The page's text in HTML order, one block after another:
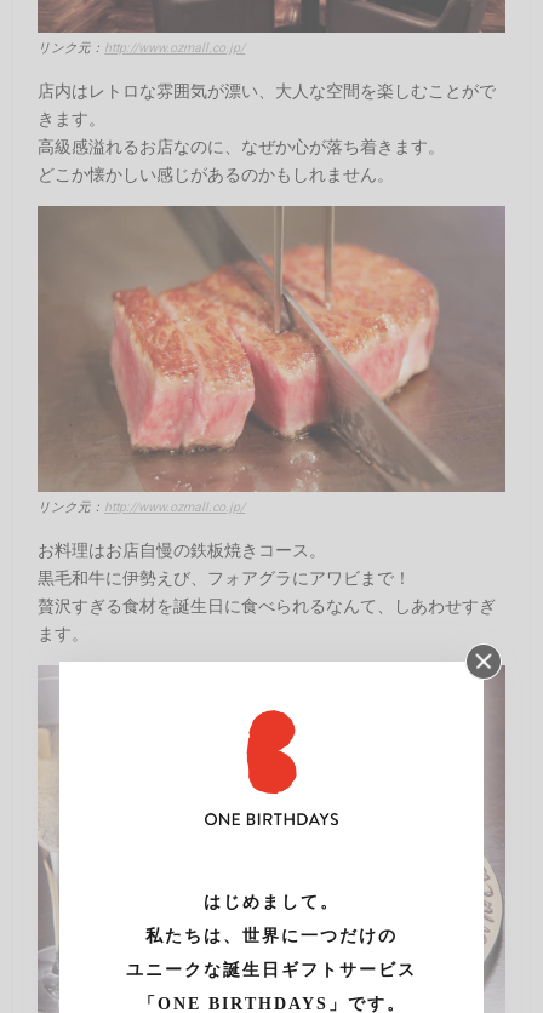
はじめまして。
私たちは、世界に一つだけの
ユニークな誕生日ギフトサービス
「ONE BIRTHDAYS」です。
リンク元： http://www.ozmall.co.jp/
店内はレトロな雰囲気が漂い、大人な空間を楽しむことがで
きます。
高級感溢れるお店なのに、なぜか心が落ち着きます。
どこか懐かしい感じがあるのかもしれません。
リンク元： http://www.ozmall.co.jp/
お料理はお店自慢の鉄板焼きコース。
黒毛和牛に伊勢えび、フォアグラにアワビまで！
贅沢すぎる食材を誕生日に食べられるなんて、しあわせすぎ
ます。